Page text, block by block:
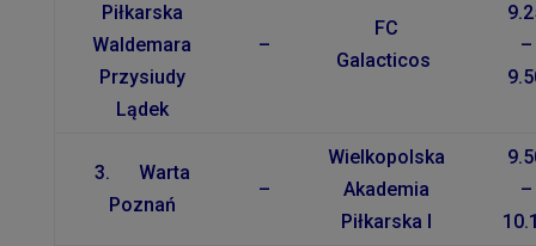
Piłkarska
Waldemara
Przysiudy
Lądek
–
FC
Galacticos
–
3. Warta
Poznań
–
Wielkopolska
Akademia
Piłkarska I
–